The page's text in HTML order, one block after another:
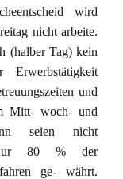
wird
nicht arbeite.
(halber Tag) kein
und
Mitt- woch- und
seien nicht
nur 80 % der
ge- währt.